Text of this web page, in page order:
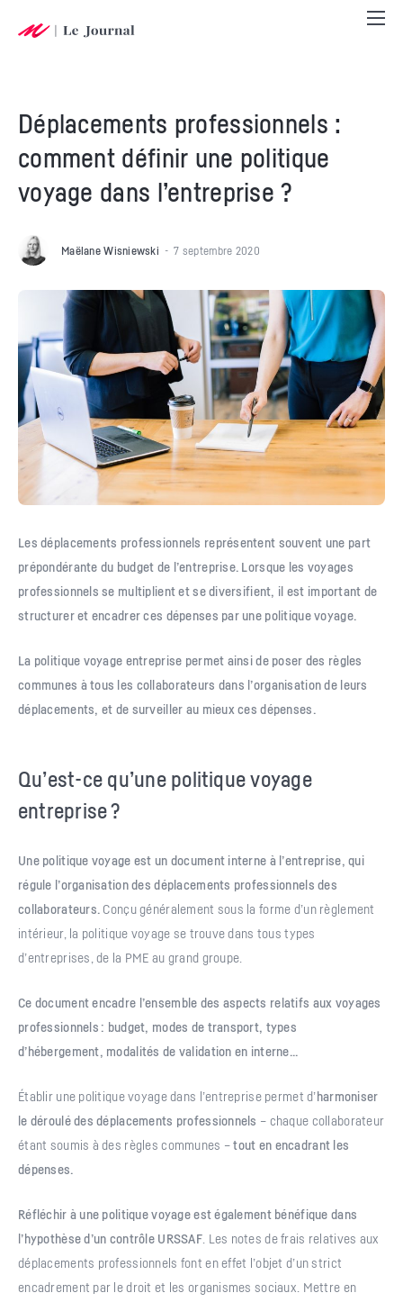
Déplacements professionnels :
comment définir une politique
voyage dans l’entreprise ?
Maëlane Wisniewski 7 septembre 2020
Les déplacements professionnels représentent souvent une part
prépondérante du budget de l’entreprise. Lorsque les voyages
professionnels se multiplient et se diversifient, il est important de
structurer et encadrer ces dépenses par une politique voyage.
La politique voyage entreprise permet ainsi de poser des règles
communes à tous les collaborateurs dans l’organisation de leurs
déplacements, et de surveiller au mieux ces dépenses.
Qu’est-ce qu’une politique voyage
entreprise ?
Une politique voyage est un document interne à l’entreprise, qui
régule l’organisation des déplacements professionnels des
collaborateurs. Conçu généralement sous la forme d’un règlement
intérieur, la politique voyage se trouve dans tous types
d’entreprises, de la PME au grand groupe.
Ce document encadre l’ensemble des aspects relatifs aux voyages
professionnels : budget, modes de transport, types
d’hébergement, modalités de validation en interne…
Établir une politique voyage dans l’entreprise permet d’harmoniser
le déroulé des déplacements professionnels – chaque collaborateur
étant soumis à des règles communes –tout en encadrant les
dépenses.
Réfléchir à une politique voyage est également bénéfique dans
l’hypothèse d’un contrôle URSSAF. Les notes de frais relatives aux
déplacements professionnels font en effet l’objet d’un strict
encadrement par le droit et les organismes sociaux. Mettre en